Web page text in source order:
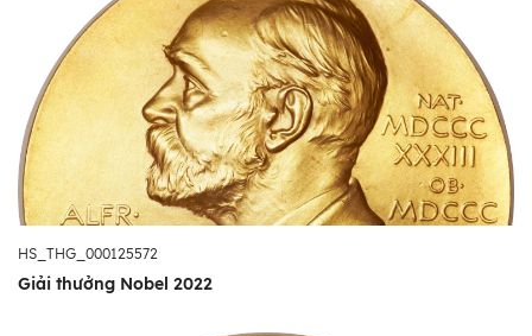
HS_THG_000125572
Giải thưởng Nobel 2022